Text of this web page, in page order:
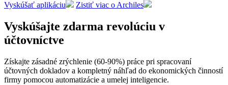
Vyskúšať aplikáciu
Zistiť viac o Archiles
Vyskúšajte zdarma revolúciu v
účtovníctve
Získajte zásadné zrýchlenie (60-90%) práce pri spracovaní
účtovných dokladov a kompletný náhľad do ekonomických činností
firmy pomocou automatizácie a umelej inteligencie.